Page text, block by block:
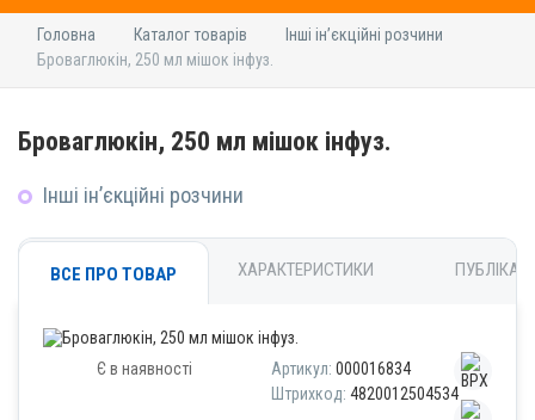
Головна Каталог товарів
Інші ін’єкційні розчини
Броваглюкін, 250 мл мішок інфуз.
Броваглюкін, 250 мл мішок інфуз.
Інші ін’єкційні розчини
ВСЕ ПРО ТОВАР ХАРАКТЕРИСТИКИ
Є в наявності Артикул: 000016834
Штрихкод: 4820012504534